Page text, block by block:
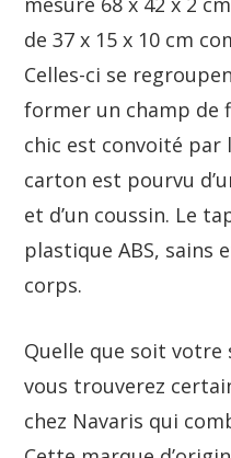
de 37 x 15 x 10 cm
Celles-ci se
former un champ de
chic est convoité par
carton est pourvu
et d’un coussin. Le
plastique ABS, sains
corps.
Quelle que soit
vous trouverez
chez Navaris qui